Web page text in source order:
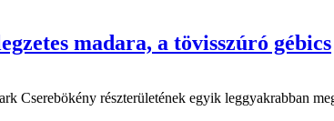
madara, a tövisszúró gébics
Cserebökény részterületének egyik leggyakrabban